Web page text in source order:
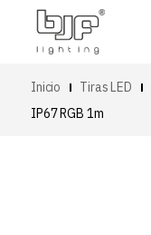
Inicio Tiras LED
IP67 RGB 1m